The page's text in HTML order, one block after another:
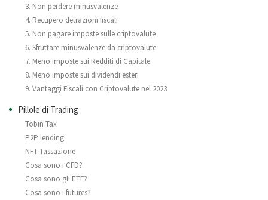
3. Non perdere minusvalenze
4. Recupero detrazioni fiscali
5. Non pagare imposte sulle criptovalute
6. Sfruttare minusvalenze da criptovalute
7. Meno imposte sui Redditi di Capitale
8. Meno imposte sui dividendi esteri
9. Vantaggi Fiscali con Criptovalute nel 2023
Pillole di Trading
Tobin Tax
P2P lending
NFT Tassazione
Cosa sono i CFD?
Cosa sono gli ETF?
Cosa sono i futures?